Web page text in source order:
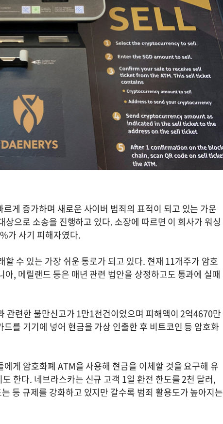
게 증가하며 새로운 사이버 범죄의 표적이 되고 있는 가운
으로 소송을 진행하고 있다. 소장에 따르면 이 회사가 워싱
가 사기 피해자였다.
수 있는 가장 쉬운 통로가 되고 있다. 현재 11개주가 암호
, 메릴랜드 등은 매년 관련 법안을 상정하고도 통과에 실패
관련한 불만신고가 1만1천건이었으며 피해액이 2억4670만
를 기기에 넣어 현금을 가상 인출한 후 비트코인 등 암호화
게 암호화폐 ATM을 사용해 현금을 이체할 것을 요구해 유
한다. 네브라스카는 신규 고객 1일 환전 한도를 2천 달러,
등 규제를 강화하고 있지만 갈수록 범죄 활용도가 높아지는